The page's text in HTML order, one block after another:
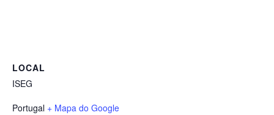
LOCAL
ISEG
Portugal + Mapa do Google